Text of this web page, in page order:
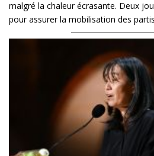
malgré la chaleur écrasante. Deux
pour assurer la mobilisation des